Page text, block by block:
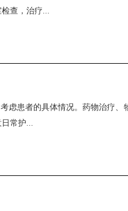
查，治疗...
虑患者的具体情况。药物治疗
常护...